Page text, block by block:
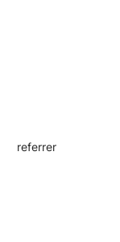
referrer